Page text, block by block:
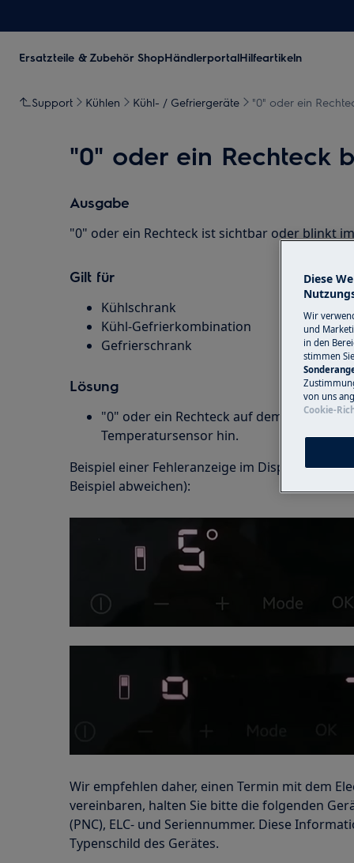
Ersatzteile & Zubehör ShopHändlerportalHilfeartikeln
Support Kühlen Kühl- / Gefriergeräte "0" oder ein
"0" oder ein Rechteck
Ausgabe
"0" oder ein Rechteck ist sichtbar oder blinkt
Gilt für
Kühlschrank
Kühl-Gefrierkombination
Gefrierschrank
Lösung
"0" oder ein Rechteck auf dem Display
Temperatursensor hin.
Beispiel einer Fehleranzeige im Display (die
Beispiel abweichen):
Wir empfehlen daher, einen Termin mit dem
vereinbaren, halten Sie bitte die folgenden
(PNC), ELC- und Seriennummer. Diese
Typenschild des Gerätes.
Diese
Wir
und
in den
stimmen
von uns
Cookie-